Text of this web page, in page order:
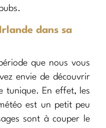
dans sa
que nous vous
envie de découvrir
tunique. En effet, les
est un petit peu
sont à couper le